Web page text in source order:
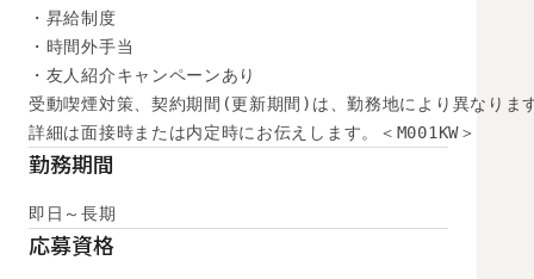
・昇給制度
・時間外手当
・友人紹介キャンペーンあり
受動喫煙対策、契約期間(更新期間)は、勤務地により異なりま
詳細は面接時または内定時にお伝えします。＜M001KW＞
勤務期間
即日～長期
応募資格